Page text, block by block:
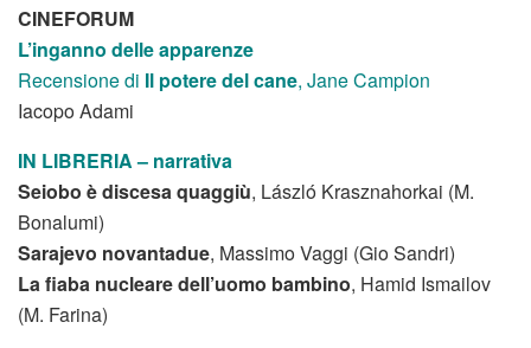
CINEFORUM
L’inganno delle apparenze
Recensione di Il potere del cane, Jane Campion
Iacopo Adami
IN LIBRERIA – narrativa
Seiobo è discesa quaggiù, László Krasznahorkai (M.
Bonalumi)
Sarajevo novantadue, Massimo Vaggi (Gio Sandri)
La fiaba nucleare dell’uomo bambino, Hamid Ismailov
(M. Farina)